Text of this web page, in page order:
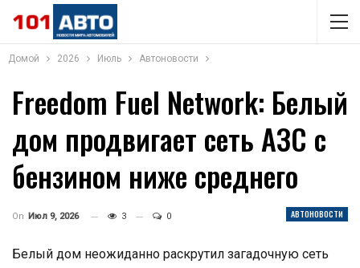
Домой 2026 Июль Автоновости
Freedom Fuel Network: Белый
дом продвигает сеть АЗС с
бензином ниже среднего
АВТОНОВОСТИ
On Июл 9, 2026 3 0
Белый дом неожиданно раскрутил загадочную сеть